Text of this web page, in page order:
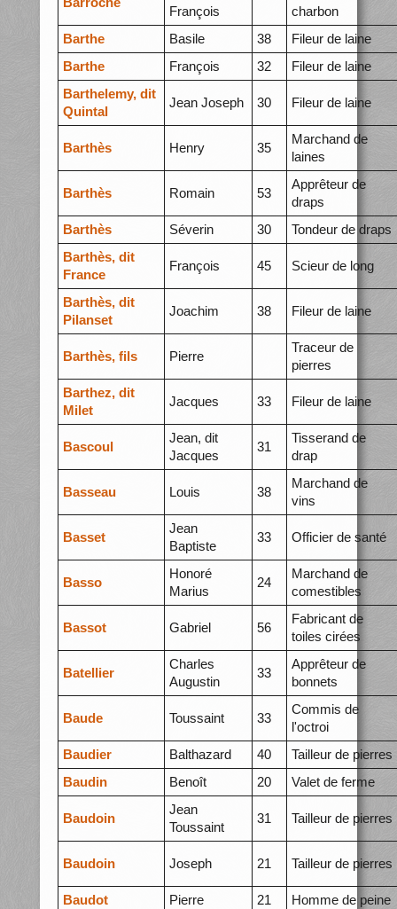
François
charbon
Barthe
Basile 38
Fileur de laine
Barthe
François 32
Fileur de laine
Barthelemy, dit
Quintal
Jean Joseph 30 Fileur de laine
Barthès Henry 35
Marchand de
laines
Barthès Romain 53
Apprêteur de
draps
Barthès
Séverin 30
Tondeur de draps
Barthès, dit
France
François 45 Scieur de long
Barthès, dit
Pilanset
Joachim 38 Fileur de laine
Barthès, fils Pierre
Traceur de
pierres
Barthez, dit
Milet
Jacques 33 Fileur de laine
Bascoul
Jean, dit
Jacques
31
Tisserand de
drap
Basseau Louis 38
Marchand de
vins
Basset
Jean
Baptiste
33 Officier de santé
Basso
Honoré
Marius
24
Marchand de
comestibles
Bassot Gabriel 56
Fabricant de
toiles cirées
Batellier
Charles
Augustin
33
Apprêteur de
bonnets
Baude Toussaint 33
Commis de
l'octroi
Baudier
Balthazard 40
Tailleur de pierres
Baudin
Benoît 20 Valet de ferme
Baudoin
Jean
Toussaint
31 Tailleur de pierres
Baudoin Joseph 21 Tailleur de pierres
Baudot Pierre 21
Homme de peine